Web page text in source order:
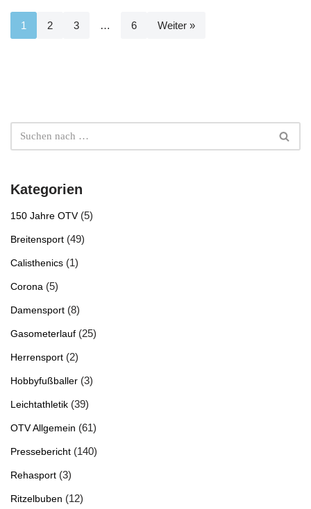
1 2 3 … 6 Weiter »
Kategorien
150 Jahre OTV(5)
Breitensport (49)
Calisthenics (1)
Corona (5)
Damensport (8)
Gasometerlauf (25)
Herrensport (2)
Hobbyfußballer (3)
Leichtathletik (39)
OTV Allgemein (61)
Pressebericht (140)
Rehasport (3)
Ritzelbuben (12)